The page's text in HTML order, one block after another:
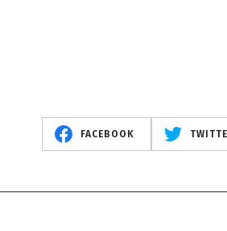
FACEBOOK